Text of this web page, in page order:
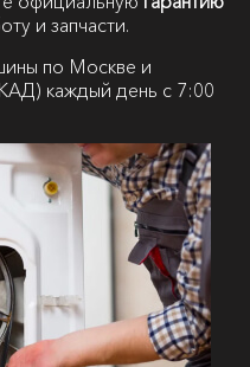
и запчасти.
по Москве и
каждый день с 7:00